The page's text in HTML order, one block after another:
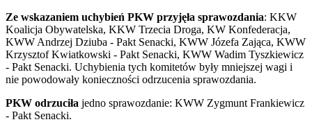
Ze wskazaniem uchybień PKW przyjęła sprawozdania: KKW
Koalicja Obywatelska, KKW Trzecia Droga, KW Konfederacja,
KWW Andrzej Dziuba - Pakt Senacki, KWW Józefa Zająca, KWW
Krzysztof Kwiatkowski - Pakt Senacki, KWW Wadim Tyszkiewicz
- Pakt Senacki. Uchybienia tych komitetów były mniejszej wagi i
nie powodowały konieczności odrzucenia sprawozdania.
PKW odrzuciła jedno sprawozdanie: KWW Zygmunt Frankiewicz
- Pakt Senacki.